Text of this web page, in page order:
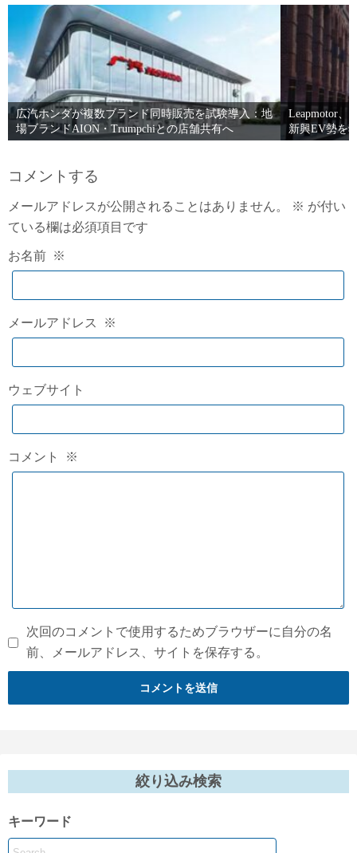
広汽ホンダが複数ブランド同時販売を試験導入：地
場ブランドAION・Trumpchiとの店舗共有へ
Leapmotor、
新興EV勢を
コメントする
メールアドレスが公開されることはありません。 ※ が付い
ている欄は必須項目です
お名前 ※
メールアドレス ※
ウェブサイト
コメント ※
次回のコメントで使用するためブラウザーに自分の名
前、メールアドレス、サイトを保存する。
絞り込み検索
キーワード